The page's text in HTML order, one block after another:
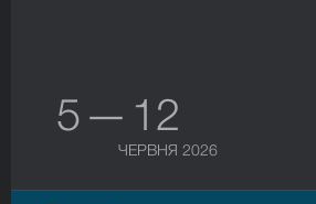
5 — 12
ЧЕРВНЯ 2026